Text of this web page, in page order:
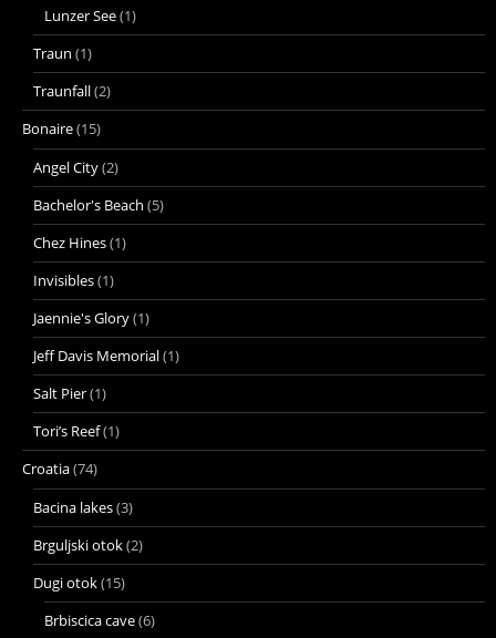
Lunzer See(1)
Traun (1)
Traunfall(2)
Bonaire(15)
Angel City(2)
Bachelor's Beach (5)
Chez Hines(1)
Invisibles(1)
Jaennie's Glory(1)
Jeff Davis Memorial(1)
Salt Pier(1)
Tori’s Reef(1)
Croatia(74)
Bacina lakes(3)
Brguljski otok(2)
Dugi otok(15)
Brbiscica cave(6)